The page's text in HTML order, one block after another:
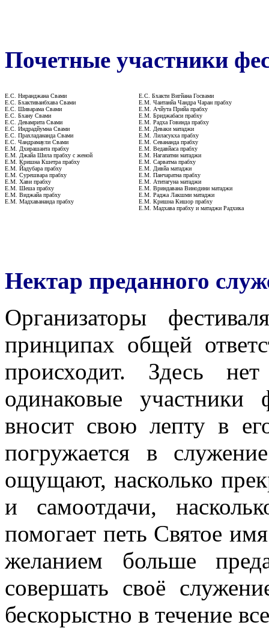
Почетные участники
Е.С. Ниранджана Свами
Е.С. Бхактиваибхава Свами
Е.С. Шиварама Свами
Е.С. Бхану Свами
Е.С. Девамрита Свами
Е.С. Индрадйумна Свами
Е.С. Прахладананда Свами
Е.С. Чандрамаули Свами
Е.М. Дхирашанта прабху
Е.М. Джайа Шила прабху с женой
Е.М. Кришна Кшетра прабху
Е.М. Йадубара прабху
Е.М. Сурешвара прабху
Е.М. Хави прабху
Е.М. Шеша прабху
Е.М. Виджайа прабху
Е.М. Мадхавананда прабху
Е.С. Бхакти Вигйана Госвами
Е.М. Чаитанйа Чандра Чаран прабху
Е.М. Ачйута Прийа прабху
Е.М. Бриджабаси прабху
Е.М. Радха Говинда прабху
Е.М. Деваки матаджи
Е.М. Лиласукха прабху
Е.М. Севананда прабху
Е.М. Ведавйаса прабху
Е.М. Нагапатни матаджи
Е.М. Сарватма прабху
Е.М. Дивйа матаджи
Е.М. Панчаратна прабху
Е.М. Атитагуна матаджи
Е.М. Вриндавана Винодини матаджи
Е.М. Раджа Лакшми матаджи
Е.М. Кришна Кишор прабху
Е.М. Мадхава прабху и матаджи Радхика
Нектар преданного
Организаторы
принципах общей
происходит. Здесь
одинаковые
вносит свою лепту в
погружается в
ощущают, насколько
и самоотдачи,
помогает петь Святое
желанием больше
совершать своё
бескорыстно в течение